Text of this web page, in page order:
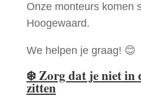
Onze monteurs komen
Hoogewaard.
We helpen je graag! 😊
❄️Zorg dat je niet in
zitten